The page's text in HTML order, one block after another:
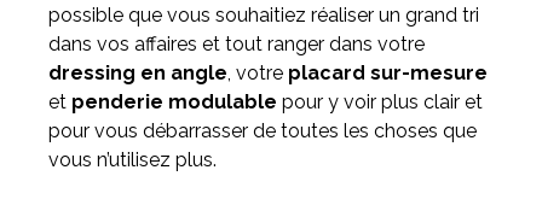
Inspirez-vous du catalogue
Personnalisez nos modèles pour créer le meuble qui vous
Meuble d'angle
possible que vous souhaitiez réaliser un grand tri
dans vos affaires et tout ranger dans votre
dressing en angle, votre placard sur-mesure
et penderie modulable pour y voir plus clair et
pour vous débarrasser de toutes les choses que
vous n’utilisez plus.